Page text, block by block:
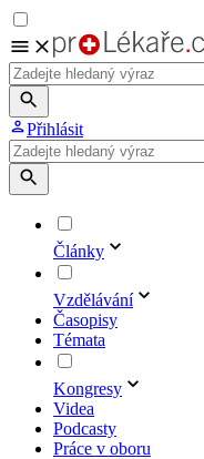
Přihlásit
Články
Vzdělávání
Časopisy
Témata
Kongresy
Videa
Podcasty
Práce v oboru